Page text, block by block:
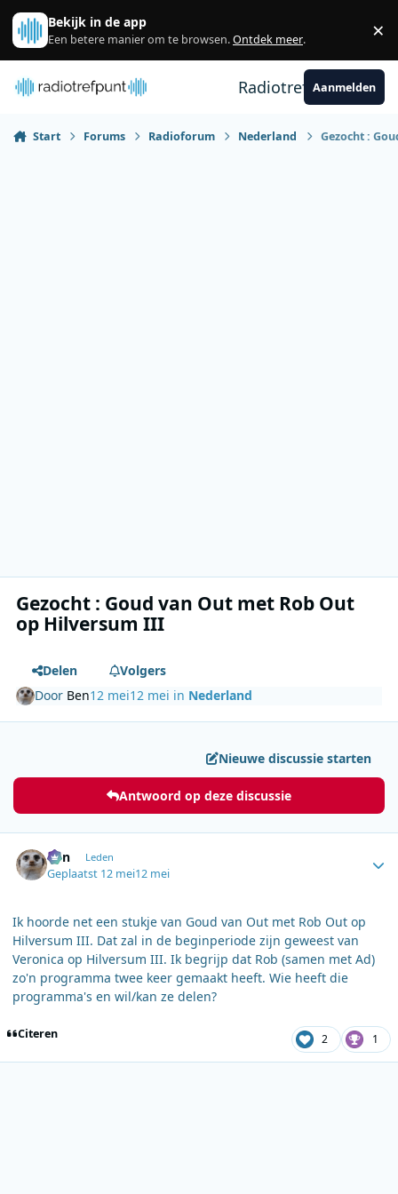
Spring naar bijdragen
Bekijk in de app
Een betere manier om te browsen.Ontdek meer. ×
RadiotrefpuntAanmelden
Start Forums Radioforum Nederland Gezocht :
Gezocht : Goud van Out met Rob Out
op Hilversum III
Delen
Volgers
Door Ben12 mei12 mei in Nederland
Nieuwe discussie starten
Antwoord op deze discussie
Ben Leden
Geplaatst 12 mei12 mei
Ik hoorde net een stukje van Goud van Out met Rob Out op
Hilversum III. Dat zal in de beginperiode zijn geweest van
Veronica op Hilversum III. Ik begrijp dat Rob (samen met Ad)
zo'n programma twee keer gemaakt heeft. Wie heeft die
programma's en wil/kan ze delen?
Citeren 2 1